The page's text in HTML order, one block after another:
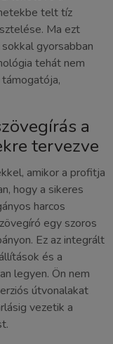
telt tíz
Ma ezt
gyorsabban
tehát nem
a
tervezve
amikor a profitja
hogy a sikeres
harcos
egy szoros
Ez az integrált
és a
legyen. Ön nem
útvonalakat
vezetik a